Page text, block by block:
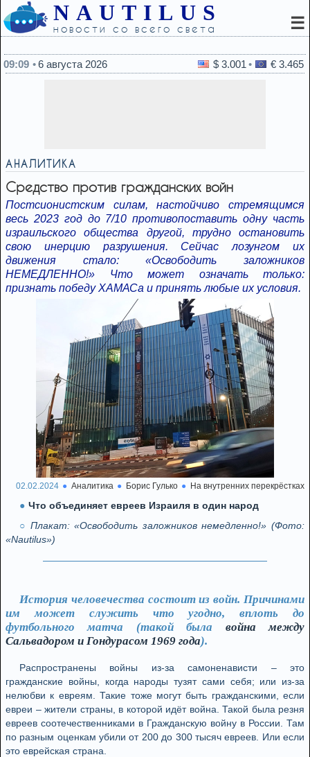
NAUTILUS
новости со всего света ☰
09:09
6 августа 2026 $ 3.001 € 3.465
АНАЛИТИКА
Средство против гражданских войн
Постсионистским силам, настойчиво стремящимся
весь 2023 год до 7/10 противопоставить одну часть
израильского общества другой, трудно остановить
свою инерцию разрушения. Сейчас лозунгом их
движения стало: «Освободить заложников
НЕМЕДЛЕННО!» Что может означать только:
признать победу ХАМАСа и принять любые их условия.
02.02.2024 Аналитика Борис Гулько На внутренних перекрёстках
Что объединяет евреев Израиля в один народ
Плакат: «Освободить заложников немедленно!» (Фото:
«Nautilus»)
История человечества состоит из войн. Причинами
им может служить что угодно, вплоть до
футбольного матча (такой была война между
Сальвадором и Гондурасом 1969 года).
Распространены войны из-за самоненависти – это
гражданские войны, когда народы тузят сами себя; или из-за
нелюбви к евреям. Такие тоже могут быть гражданскими, если
евреи – жители страны, в которой идёт война. Такой была резня
евреев соотечественниками в Гражданскую войну в России. Там
по разным оценкам убили от 200 до 300 тысяч евреев. Или если
это еврейская страна.